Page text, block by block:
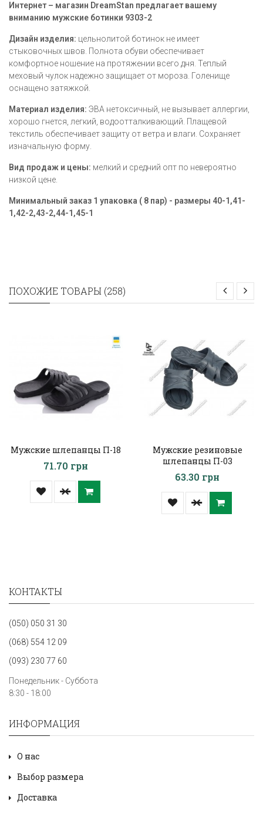
Интернет – магазин DreamStan предлагает вашему
вниманию мужские ботинки 9303-2
Дизайн изделия: цельнолитой ботинок не имеет
стыковочных швов. Полнота обуви обеспечивает
комфортное ношение на протяжении всего дня. Теплый
меховый чулок надежно защищает от мороза. Голенище
оснащено затяжкой.
Материал изделия: ЭВА нетоксичный, не вызывает аллергии,
хорошо гнется, легкий, водоотталкивающий. Плащевой
текстиль обеспечивает защиту от ветра и влаги. Сохраняет
изначальную форму.
Вид продаж и цены: мелкий и средний опт по невероятно
низкой цене.
Минимальный заказ 1 упаковка ( 8 пар) - размеры 40-1,41-
1,42-2,43-2,44-1,45-1
ПОХОЖИЕ ТОВАРЫ (258)
Мужские шлепанцы П-18
71.70 грн
Мужские резиновые
шлепанцы П-03
63.30 грн
КОНТАКТЫ
(050) 050 31 30
(068) 554 12 09
(093) 230 77 60
Понедельник - Суббота
8:30 - 18:00
ИНФОРМАЦИЯ
О нас
Выбор размера
Доставка